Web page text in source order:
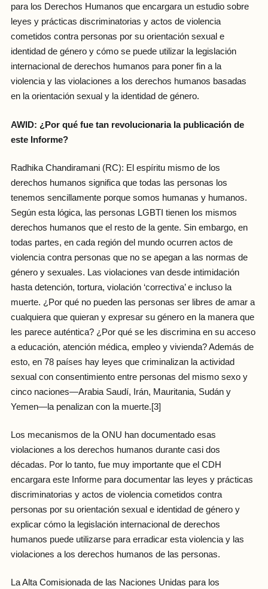
para los Derechos Humanos que encargara un estudio sobre
leyes y prácticas discriminatorias y actos de violencia
cometidos contra personas por su orientación sexual e
identidad de género y cómo se puede utilizar la legislación
internacional de derechos humanos para poner fin a la
violencia y las violaciones a los derechos humanos basadas
en la orientación sexual y la identidad de género.
AWID: ¿Por qué fue tan revolucionaria la publicación de
este Informe?
Radhika Chandiramani (RC): El espíritu mismo de los
derechos humanos significa que todas las personas los
tenemos sencillamente porque somos humanas y humanos.
Según esta lógica, las personas LGBTI tienen los mismos
derechos humanos que el resto de la gente. Sin embargo, en
todas partes, en cada región del mundo ocurren actos de
violencia contra personas que no se apegan a las normas de
género y sexuales. Las violaciones van desde intimidación
hasta detención, tortura, violación ‘correctiva’ e incluso la
muerte. ¿Por qué no pueden las personas ser libres de amar a
cualquiera que quieran y expresar su género en la manera que
les parece auténtica? ¿Por qué se les discrimina en su acceso
a educación, atención médica, empleo y vivienda? Además de
esto, en 78 países hay leyes que criminalizan la actividad
sexual con consentimiento entre personas del mismo sexo y
cinco naciones—Arabia Saudí, Irán, Mauritania, Sudán y
Yemen—la penalizan con la muerte.[3]
Los mecanismos de la ONU han documentado esas
violaciones a los derechos humanos durante casi dos
décadas. Por lo tanto, fue muy importante que el CDH
encargara este Informe para documentar las leyes y prácticas
discriminatorias y actos de violencia cometidos contra
personas por su orientación sexual e identidad de género y
explicar cómo la legislación internacional de derechos
humanos puede utilizarse para erradicar esta violencia y las
violaciones a los derechos humanos de las personas.
La Alta Comisionada de las Naciones Unidas para los